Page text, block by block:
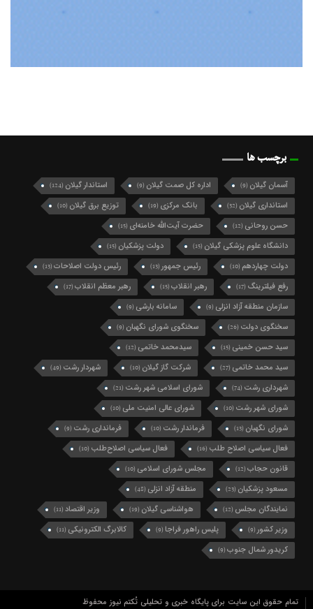
برچسب ها
آسمان گیلان (9) اداره کل صمت گیلان (9) استاندار گیلان (124)
استانداری گیلان (32) بانک مرکزی (19) توزیع برق گیلان (10)
حسن روحانی (12) حضرت آیت‌الله خامنه‌ای (15)
دانشگاه علوم پزشکی گیلان (15) دولت پزشکیان (15)
دولت چهاردهم (10) رئیس جمهور(13) رئیس دولت اصلاحات(13)
رفع فیلترینگ (17) رهبر انقلاب(15) رهبر معظم انقلاب(17)
سازمان منطقه آزاد انزلی (9) سامانه بارشی (9)
سخنگوی دولت (26) سخنگوی شورای نگهبان (9)
سید حسن خمینی (15) سیدمحمد خاتمی (12)
سید محمد خاتمی (27) شرکت گاز گیلان (10) شهردار رشت (49)
شهرداری رشت (74) شورای اسلامی شهر رشت (21)
شورای شهر رشت (10) شورای عالی امنیت ملی (10)
شورای نگهبان (13) فرماندار رشت (10) فرمانداری رشت (9)
فعال سیاسی اصلاح طلب (16) فعال سیاسی اصلاح‌طلب (10)
قانون حجاب(12) مجلس شورای اسلامی (10)
مسعود پزشکیان (23) منطقه آزاد انزلی (48)
نمایندگان مجلس (12) هواشناسی گیلان (19) وزیر اقتصاد(11)
وزیر کشور(9) پلیس راهور فراجا (9) کالابرگ الکترونیکی (11)
کریدور شمال جنوب(9)
تمام حقوق این سایت برای پایگاه خبری و تحلیلی تُکتم نیوز محفوظ